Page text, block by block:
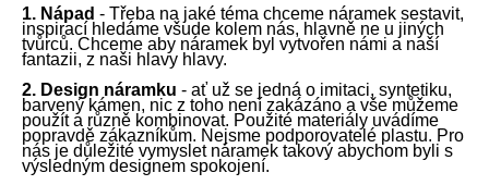
1. Nápad - Třeba na jaké téma chceme náramek sestavit,
inspirací hledáme všude kolem nás, hlavně ne u jiných
tvůrců. Chceme aby náramek byl vytvořen námi a naší
fantazii, z naši hlavy hlavy.
2. Design náramku - ať už se jedná o imitaci, syntetiku,
barvenýkámen, nic z toho není zakázáno a vše můžeme
použít a různě kombinovat. Použité materiály uvádíme
popravdě zákazníkům. Nejsme podporovatelé plastu. Pro
nás je důležité vymyslet náramek takový abychom byli s
výsledným designem spokojení.